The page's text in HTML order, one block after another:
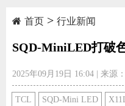
首页
导购
首页> 行业新闻
SQD-MiniLED打破
2025年09月19日 16:04| 来源
TCL SQD-Mini LED